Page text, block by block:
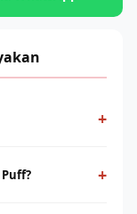
+
kain. Cocok untuk+